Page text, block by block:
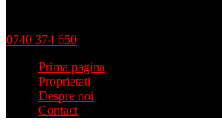
0740 374 650
Prima pagina
Proprietati
Despre noi
Contact